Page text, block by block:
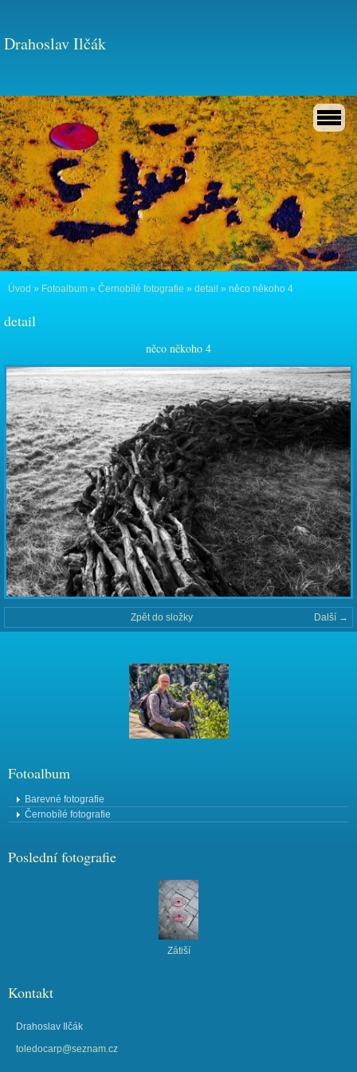
Drahoslav Ilčák
Úvod » Fotoalbum » Černobílé fotografie » detail » něco někoho 4
detail
něco někoho 4
Další →
Zpět do složky
Fotoalbum
Barevné fotografie
Černobílé fotografie
Poslední fotografie
Zátiší
Kontakt
Drahoslav Ilčák
toledocarp@seznam.cz